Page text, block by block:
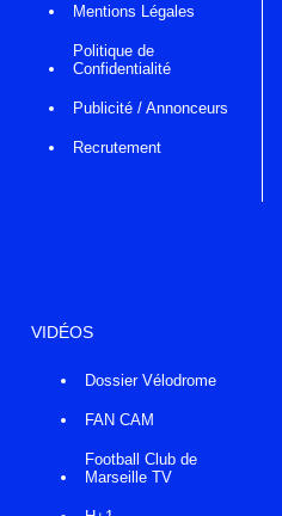
Mentions Légales
Politique de
Confidentialité
Publicité / Annonceurs
Recrutement
VIDÉOS
Dossier Vélodrome
FAN CAM
Football Club de
Marseille TV